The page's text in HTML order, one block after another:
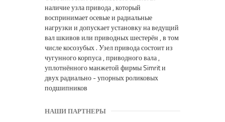
наличие узла привода , который
воспринимает осевые и радиальные
нагрузки и допускает установку на ведущий
вал шкивов или приводных шестерён , в том
числе косозубых . Узел привода состоит из
чугунного корпуса , приводного вала ,
уплотнённого манжетой фирмы Simrit и
двух радиально - упорных роликовых
подшипников
НАШИ ПАРТНЕРЫ